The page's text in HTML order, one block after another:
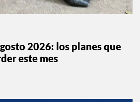
2026: los planes que
este mes